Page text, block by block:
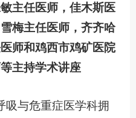
主任医师，佳木斯医
梅主任医师，齐齐哈
师和鸡西市鸡矿医院
主持学术讲座
吸与危重症医学科拥